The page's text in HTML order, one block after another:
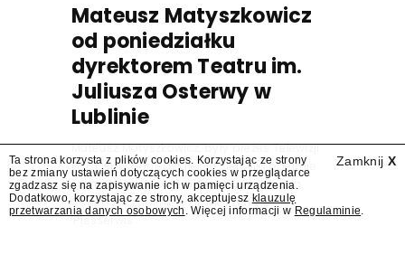
Mateusz Matyszkowicz
od poniedziałku
dyrektorem Teatru im.
Juliusza Osterwy w
Lublinie
Mateusz Matyszkowicz, były prezes Telewizji
Polskiej, w poniedziałek 10 sierpnia obejmie
stanowisko dyrektora Teatru im. Juliusza
Osterwy w Lublinie – dowiedział się
"Presserwis".
Zamknij X
Ta strona korzysta z plików cookies. Korzystając ze strony
bez zmiany ustawień dotyczących cookies w przeglądarce
zgadzasz się na zapisywanie ich w pamięci urządzenia.
Dodatkowo, korzystając ze strony, akceptujesz klauzulę
przetwarzania danych osobowych . Więcej informacji w Regulaminie.